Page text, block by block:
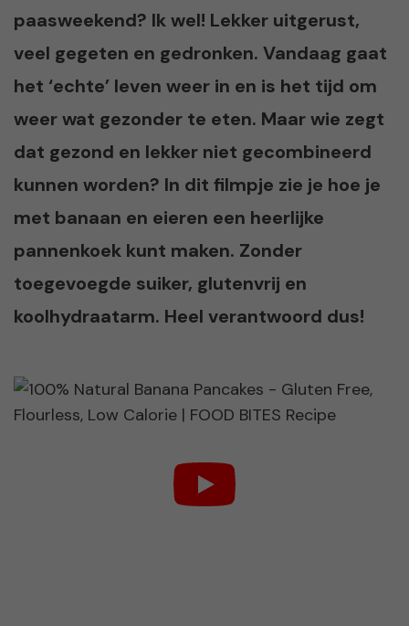
paasweekend? Ik wel! Lekker uitgerust,
veel gegeten en gedronken. Vandaag gaat
het ‘echte’ leven weer in en is het tijd om
weer wat gezonder te eten. Maar wie zegt
dat gezond en lekker niet gecombineerd
kunnen worden? In dit filmpje zie je hoe je
met banaan en eieren een heerlijke
pannenkoek kunt maken. Zonder
toegevoegde suiker, glutenvrij en
koolhydraatarm. Heel verantwoord dus!